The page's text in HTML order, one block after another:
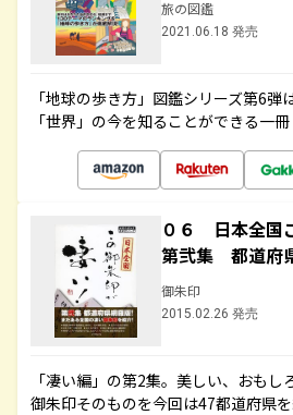
旅の図鑑
2021.06.18 発売
「地球の歩き方」図鑑シリーズ第6弾
「世界」の今を知ることができる一冊
０６ 日本全国
第弐集 都道府
御朱印
2015.02.26 発売
「凄い編」の第2集。美しい、おもし
御朱印そのものを今回は47都道府県を